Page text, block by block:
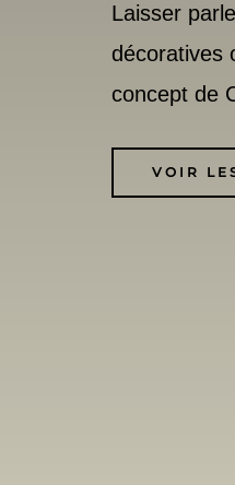
Laisser
décoratives
concept de
VOIR